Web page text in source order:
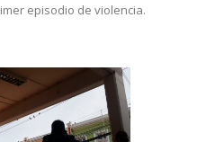
episodio de violencia.